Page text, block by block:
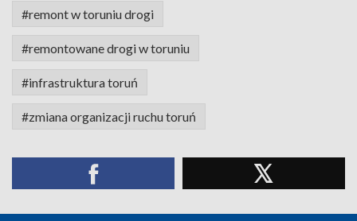
#remont w toruniu drogi
#remontowane drogi w toruniu
#infrastruktura toruń
#zmiana organizacji ruchu toruń